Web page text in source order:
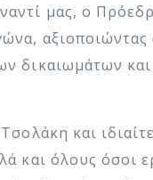
μας, ο
και
όλους όσοι